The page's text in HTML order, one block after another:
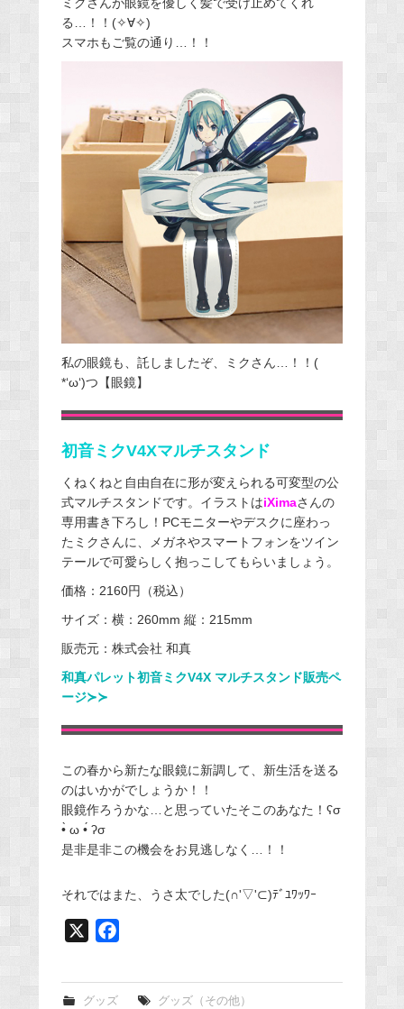
る…！！(✧∀✧)
スマホもご覧の通り…！！
私の眼鏡も、託しましたぞ、ミクさん…！！(
*‘ω‘)つ【眼鏡】
初音ミクV4Xマルチスタンド
くねくねと自由自在に形が変えられる可変型の公
式マルチスタンドです。イラストはiXimaさんの
専用書き下ろし！PCモニターやデスクに座わっ
たミクさんに、メガネやスマートフォンをツイン
テールで可愛らしく抱っこしてもらいましょう。
価格：2160円（税込）
サイズ：横：260mm 縦：215mm
販売元：株式会社 和真
和真パレット初音ミクV4X マルチスタンド販売ペ
ージ≻≻
この春から新たな眼鏡に新調して、新生活を送る
のはいかがでしょうか！！
眼鏡作ろうかな…と思っていたそこのあなた！ʕσ
•̀ ω •́ ʔσ
是非是非この機会をお見逃しなく…！！
それではまた、うさ太でした(∩'▽'⊂)ﾃﾞﾕﾜｯﾜｰ
グッズ グッズ（その他）